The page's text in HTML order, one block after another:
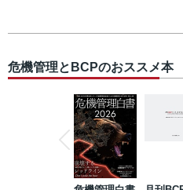
危機管理とBCPのおススメ本